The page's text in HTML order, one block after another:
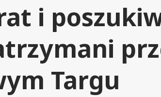
i
Targu